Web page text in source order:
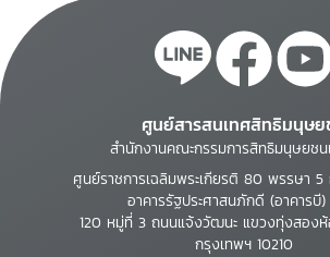
ศูนย์สารสนเทศสิทธิมนุษ
สำนักงานคณะกรรมการสิทธิมนุษยช
ศูนย์ราชการเฉลิมพระเกียรติ 80 พรรษา 5
อาคารรัฐประศาสนภักดี (อาคารบี
120 หมู่ที่ 3 ถนนแจ้งวัฒนะ แขวงทุ่งสอง
กรุงเทพฯ 10210